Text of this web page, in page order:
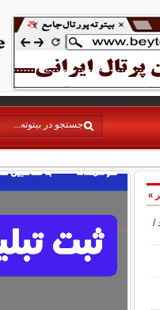
/
»